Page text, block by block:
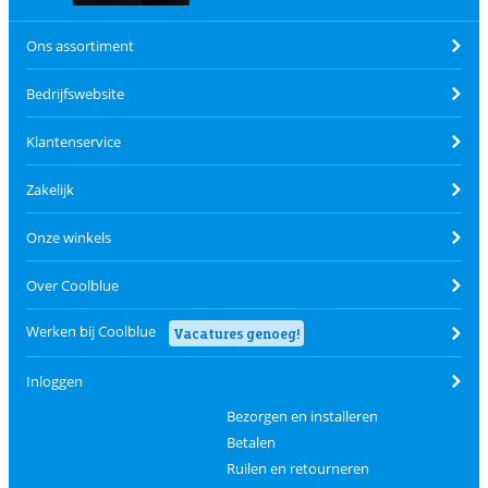
Ons assortiment
Bedrijfswebsite
Klantenservice
Zakelijk
Onze winkels
Over Coolblue
Werken bij Coolblue Vacatures genoeg!
Inloggen
Bezorgen en installeren
Betalen
Ruilen en retourneren